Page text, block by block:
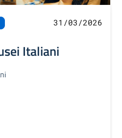
31/03/2026
Italiani